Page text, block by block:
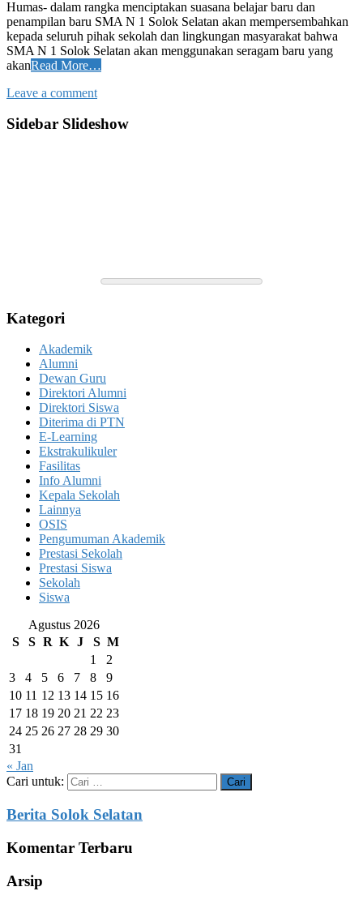
Humas- dalam rangka menciptakan suasana belajar baru dan
penampilan baru SMA N 1 Solok Selatan akan mempersembahkan
kepada seluruh pihak sekolah dan lingkungan masyarakat bahwa
SMA N 1 Solok Selatan akan menggunakan seragam baru yang
akanRead More…
Leave a comment
Sidebar Slideshow
Kategori
Akademik
Alumni
Dewan Guru
Direktori Alumni
Direktori Siswa
Diterima di PTN
E-Learning
Ekstrakulikuler
Fasilitas
Info Alumni
Kepala Sekolah
Lainnya
OSIS
Pengumuman Akademik
Prestasi Sekolah
Prestasi Siswa
Sekolah
Siswa
Agustus 2026
S
S R K J S M
1
2
3
4 5 6 7 8
9
10 11 12 13 14 15 16
17 18 19 20 21 22 23
24 25 26 27 28 29 30
31
« Jan
Cari untuk:
Berita Solok Selatan
Komentar Terbaru
Arsip